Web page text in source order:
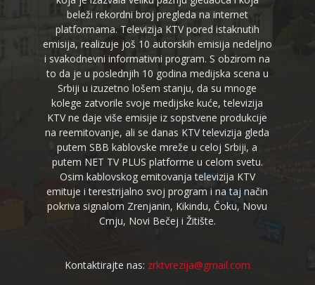
beleži rekordni broj pregleda na internet
platformama. Televizija KTV pored istaknutih
emisija, realizuje još 10 autorskih emisija nedeljno
i svakodnevni informativni program. S obzirom na
to da je u poslednjih 10 godina medijska scena u
Srbiji u izuzetno lošem stanju, da su mnoge
kolege zatvorile svoje medijske kuće, televizija
KTV ne daje više emisije iz sopstvene produkcije
na reemitovanje, ali se danas KTV televizija gleda
putem SBB kablovske mreže u celoj Srbiji, a
putem NET TV PLUS platforme u celom svetu.
Osim kablovskog emitovanja televizija KTV
emituje i terestrijalno svoj program i na taj način
pokriva signalom Zrenjanin, Kikindu, Čoku, Novu
Crnju, Novi Bečej i Žitište.
Kontaktirajte nas: zrktvrezija@gmail.com